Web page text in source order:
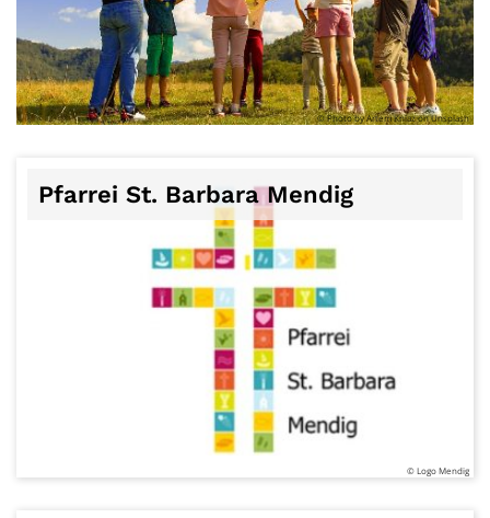
© Photo by Artem Kniaz on Unsplash
Pfarrei St. Barbara Mendig
© Logo Mendig